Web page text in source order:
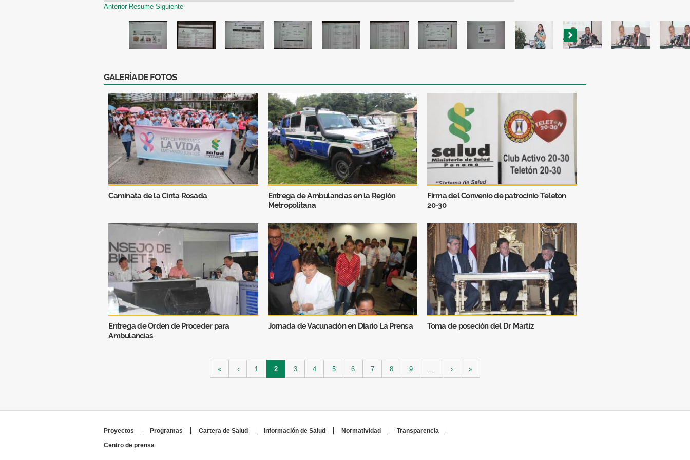
Anterior Resume Siguiente
GALERÍA DE FOTOS
Caminata de la Cinta Rosada
Entrega de Ambulancias en la Región
Metropolitana
Firma del Convenio de patrocinio Teleton
20-30
Entrega de Orden de Proceder para
Ambulancias
Jornada de Vacunación en Diario La Prensa Toma de poseción del Dr Martíz
« ‹ 1 2 3 4 5 6 7 8 9 › »
Proyectos Programas Cartera de Salud Información de Salud Normatividad
Transparencia
Centro de prensa